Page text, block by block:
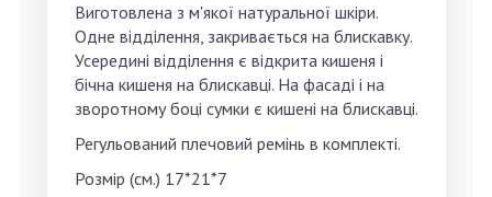
Виготовлена з м'якої натуральної шкіри.
Одне відділення, закривається на блискавку.
Усередині відділення є відкрита кишеня і
бічна кишеня на блискавці. На фасаді і на
зворотному боці сумки є кишені на блискавці.
Регульований плечовий ремінь в комплекті.
Розмір (см.) 17*21*7